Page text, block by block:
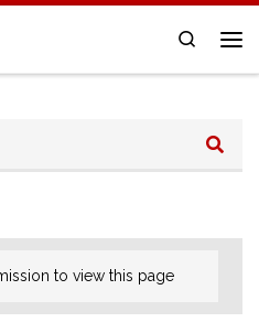
Search
to view this page